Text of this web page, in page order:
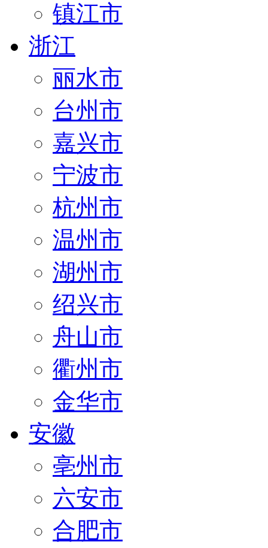
镇江市
浙江
丽水市
台州市
嘉兴市
宁波市
杭州市
温州市
湖州市
绍兴市
舟山市
衢州市
金华市
安徽
亳州市
六安市
合肥市